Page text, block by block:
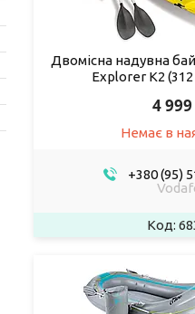
Двомісна надувна
Explorer K2 (312
4
Немає в
+380 (95)